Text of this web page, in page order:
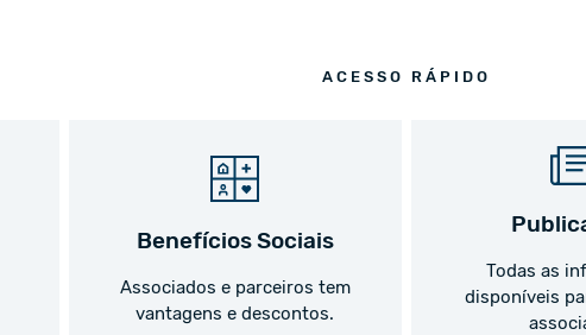
ACESSO RÁPIDO
Benefícios Sociais
Associados e parceiros tem
vantagens e descontos.
Todas as
disponíveis